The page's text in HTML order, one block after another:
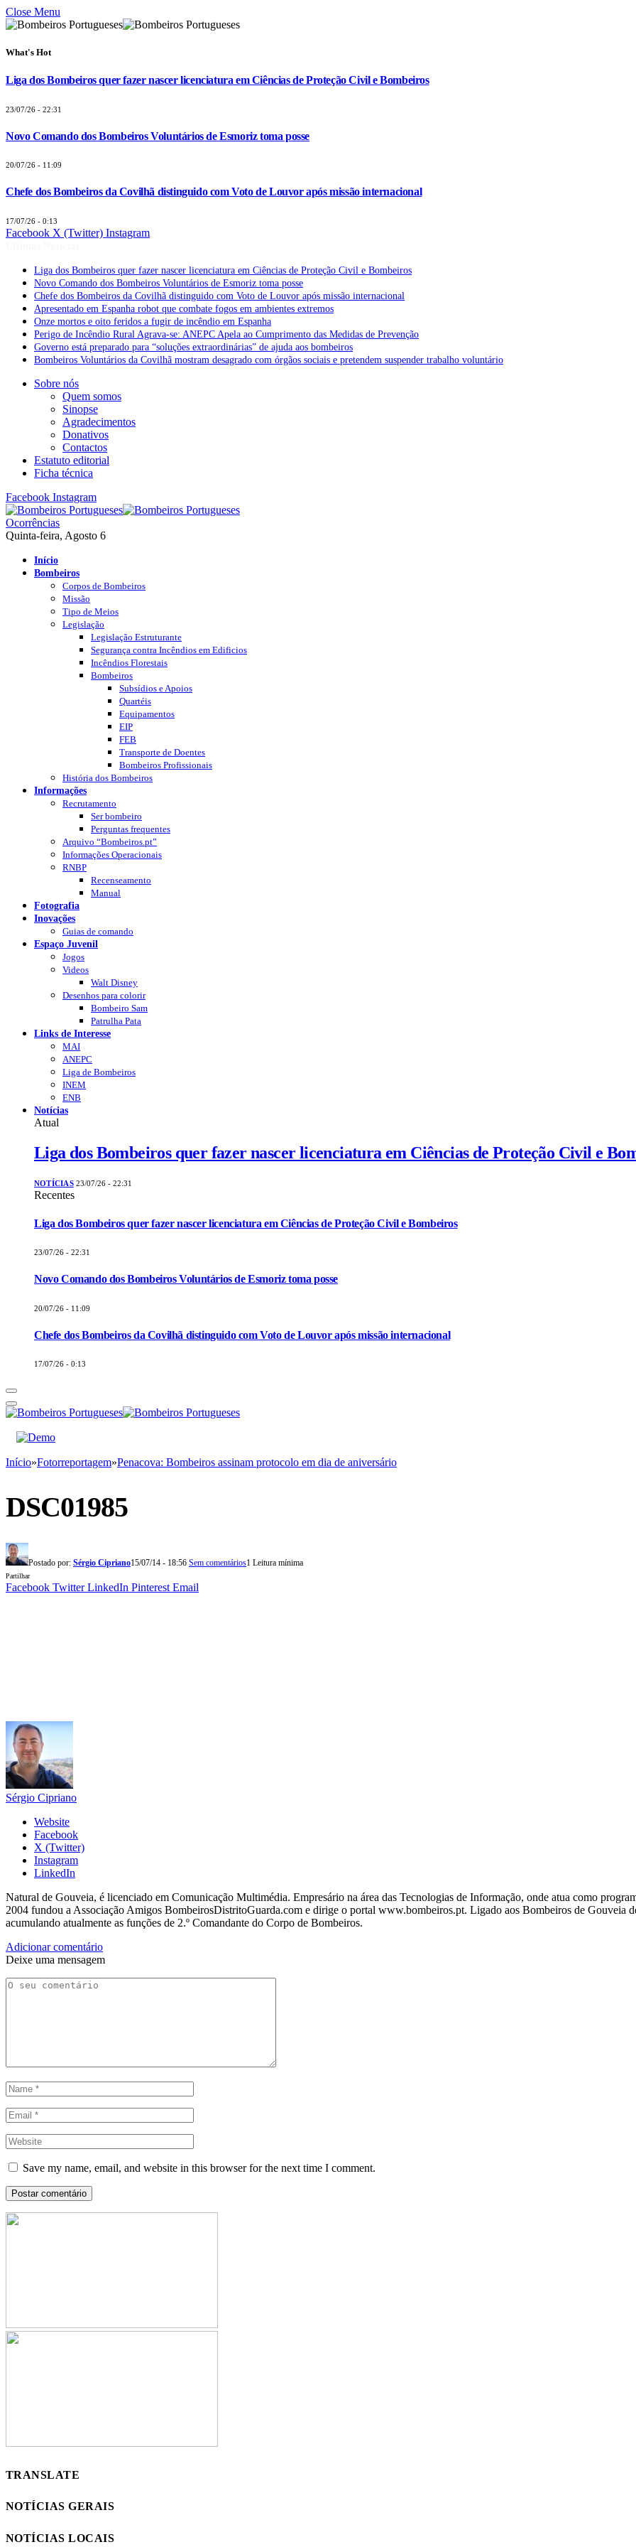
Close Menu
What's Hot
Liga dos Bombeiros quer fazer nascer licenciatura em Ciências de Proteção Civil e Bombeiros
23/07/26 - 22:31
Novo Comando dos Bombeiros Voluntários de Esmoriz toma posse
20/07/26 - 11:09
Chefe dos Bombeiros da Covilhã distinguido com Voto de Louvor após missão internacional
17/07/26 - 0:13
Facebook X (Twitter) Instagram
Liga dos Bombeiros quer fazer nascer licenciatura em Ciências de Proteção Civil e Bombeiros
Novo Comando dos Bombeiros Voluntários de Esmoriz toma posse
Chefe dos Bombeiros da Covilhã distinguido com Voto de Louvor após missão internacional
Apresentado em Espanha robot que combate fogos em ambientes extremos
Onze mortos e oito feridos a fugir de incêndio em Espanha
Perigo de Incêndio Rural Agrava-se: ANEPC Apela ao Cumprimento das Medidas de Prevenção
Governo está preparado para “soluções extraordinárias” de ajuda aos bombeiros
Bombeiros Voluntários da Covilhã mostram desagrado com órgãos sociais e pretendem suspender trabalho voluntário
Sobre nós
Quem somos
Sinopse
Agradecimentos
Donativos
Contactos
Estatuto editorial
Ficha técnica
Facebook Instagram
Ocorrências
Quinta-feira, Agosto 6
Início
Bombeiros
Corpos de Bombeiros
Missão
Tipo de Meios
Legislação
Legislação Estruturante
Segurança contra Incêndios em Edificios
Incêndios Florestais
Bombeiros
Subsídios e Apoios
Quartéis
Equipamentos
EIP
FEB
Transporte de Doentes
Bombeiros Profissionais
História dos Bombeiros
Informações
Recrutamento
Ser bombeiro
Perguntas frequentes
Arquivo “Bombeiros.pt”
Informações Operacionais
RNBP
Recenseamento
Manual
Fotografia
Inovações
Guias de comando
Espaço Juvenil
Jogos
Videos
Walt Disney
Desenhos para colorir
Bombeiro Sam
Patrulha Pata
Links de Interesse
MAI
ANEPC
Liga de Bombeiros
INEM
ENB
Notícias
Atual
Liga dos Bombeiros quer fazer nascer licenciatura em Ciências de Proteção Civil e
NOTÍCIAS 23/07/26 - 22:31
Recentes
Liga dos Bombeiros quer fazer nascer licenciatura em Ciências de Proteção Civil e Bombeiros
23/07/26 - 22:31
Novo Comando dos Bombeiros Voluntários de Esmoriz toma posse
20/07/26 - 11:09
Chefe dos Bombeiros da Covilhã distinguido com Voto de Louvor após missão internacional
17/07/26 - 0:13
Início»Fotorreportagem»Penacova: Bombeiros assinam protocolo em dia de aniversário
DSC01985
Postado por: Sérgio Cipriano15/07/14 - 18:56 Sem comentários1 Leitura mínima
Partilhar
Facebook Twitter LinkedIn Pinterest Email
Sérgio Cipriano
Website
Facebook
X (Twitter)
Instagram
LinkedIn
Natural de Gouveia, é licenciado em Comunicação Multimédia. Empresário na área das Tecnologias de Informação, onde atua como
2004 fundou a Associação Amigos BombeirosDistritoGuarda.com e dirige o portal www.bombeiros.pt. Ligado aos Bombeiros de Gouveia
acumulando atualmente as funções de 2.º Comandante do Corpo de Bombeiros.
Adicionar comentário
Deixe uma mensagem
Save my name, email, and website in this browser for the next time I comment.
TRANSLATE
NOTÍCIAS GERAIS
NOTÍCIAS LOCAIS